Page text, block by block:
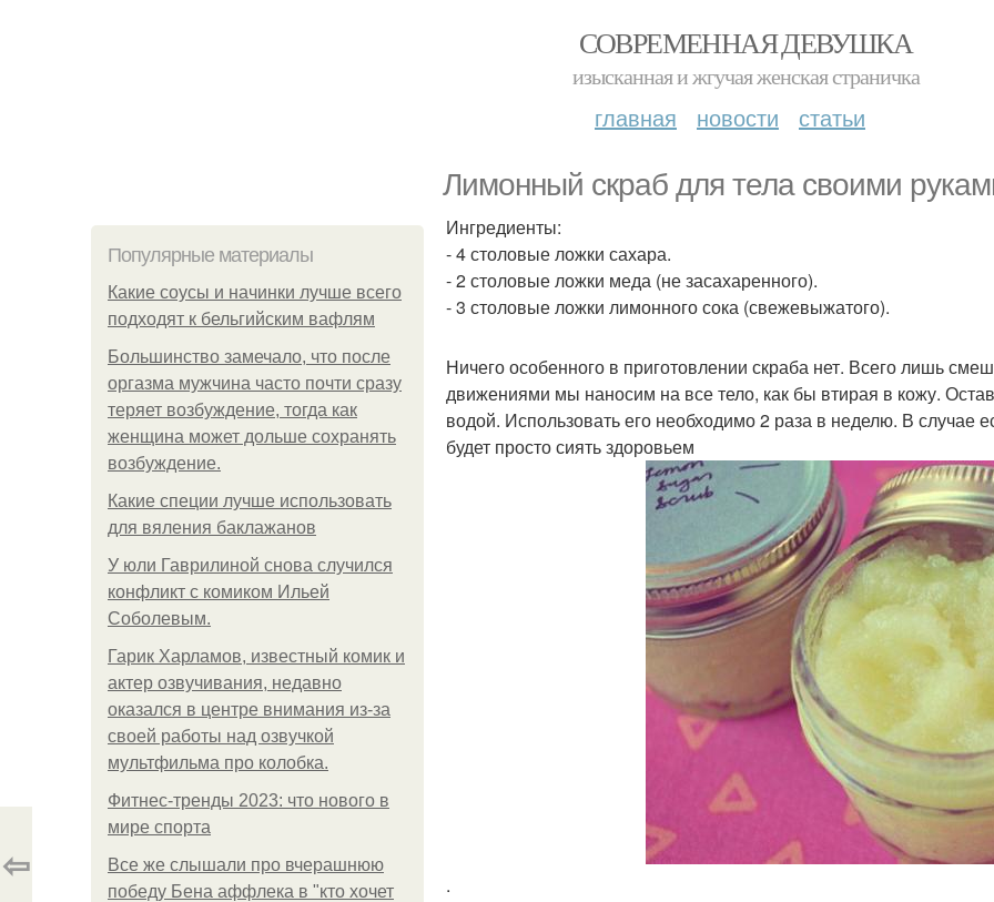
СОВРЕМЕННАЯ ДЕВУШКА
изысканная и жгучая женская страничка
главная новости статьи
Лимонный скраб для тела своими
Популярные материалы
Какие соусы и начинки лучше всего
подходят к бельгийским вафлям
Большинство замечало, что после
оргазма мужчина часто почти сразу
теряет возбуждение, тогда как
женщина может дольше сохранять
возбуждение.
Какие специи лучше использовать
для вяления баклажанов
У юли Гаврилиной снова случился
конфликт с комиком Ильей
Соболевым.
Гарик Харламов, известный комик и
актер озвучивания, недавно
оказался в центре внимания из-за
своей работы над озвучкой
мультфильма про колобка.
Фитнес-тренды 2023: что нового в
мире спорта
Все же слышали про вчерашнюю
победу Бена аффлека в "кто хочет
Ингредиенты:
- 4 столовые ложки сахара.
- 2 столовые ложки меда (не засахаренного).
- 3 столовые ложки лимонного сока (свежевыжатого).
Ничего особенного в приготовлении скраба нет. Всего лишь
движениями мы наносим на все тело, как бы втирая в кожу.
водой. Использовать его необходимо 2 раза в неделю. В случае
будет просто сиять здоровьем
.
⇦